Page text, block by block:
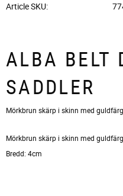
Article SKU
ALBA BELT
SADDLER
Mörkbrun skärp i skinn med
Mörkbrun skärp i skinn med
Bredd: 4cm